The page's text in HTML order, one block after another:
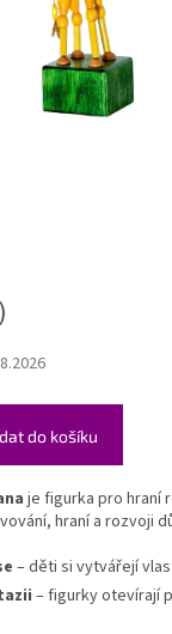
do košíku
je figurka pro hraní
hraní a rozvoji
– děti si vytvářejí
– figurky otevírají